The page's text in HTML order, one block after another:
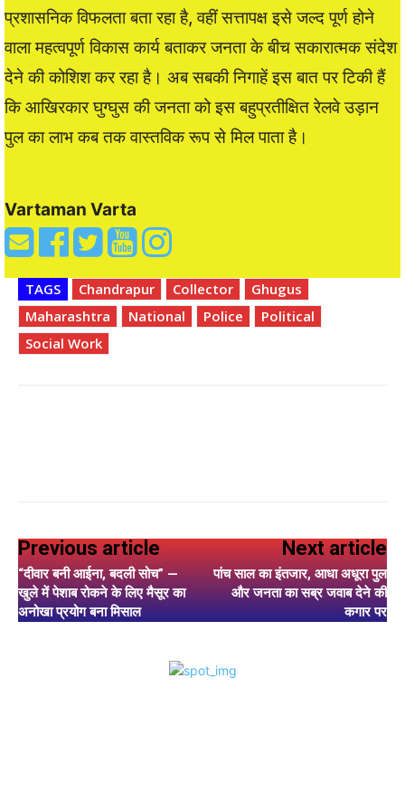
प्रशासनिक विफलता बता रहा है, वहीं सत्तापक्ष इसे जल्द पूर्ण होने
वाला महत्वपूर्ण विकास कार्य बताकर जनता के बीच सकारात्मक संदेश
देने की कोशिश कर रहा है। अब सबकी निगाहें इस बात पर टिकी हैं
कि आखिरकार घुग्घुस की जनता को इस बहुप्रतीक्षित रेलवे उड़ान
पुल का लाभ कब तक वास्तविक रूप से मिल पाता है।
Vartaman Varta
TAGS Chandrapur Collector
Ghugus
Maharashtra
National Police
Political
Social Work
Previous article
“दीवार बनी आईना, बदली सोच” —
खुले में पेशाब रोकने के लिए मैसूर का
अनोखा प्रयोग बना मिसाल
Next article
पांच साल का इंतजार, आधा अधूरा पुल
और जनता का सब्र जवाब देने की
कगार पर